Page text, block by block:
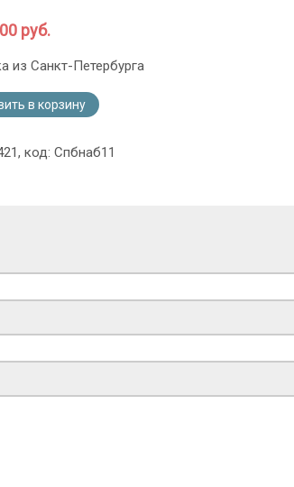
руб.
из Санкт-Петербурга
в корзину
код: Спбнаб11